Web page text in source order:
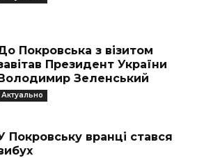
Покровська з візитом
Президент України
Зеленський
Актуально
Покровську вранці стався